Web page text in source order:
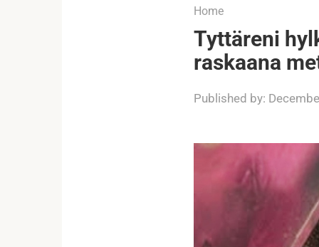
Home
Tyttäreni
raskaana
Published by: